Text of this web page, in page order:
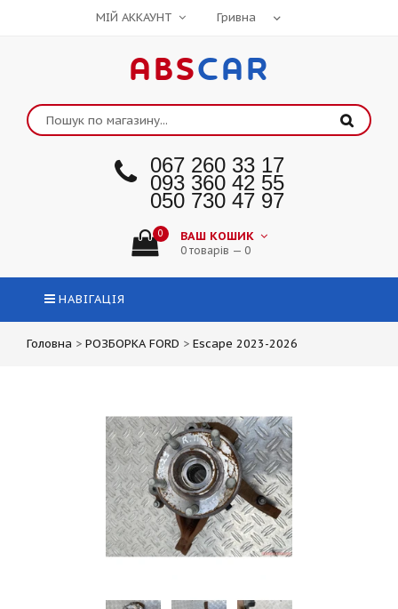
МІЙ АККАУНТ
ABSCAR
067 260 33 17
093 360 42 55
050 730 47 97
0 ВАШ КОШИК
0 товарів — 0
НАВІГАЦІЯ
Головна > РОЗБОРКА FORD > Escape 2023-2026